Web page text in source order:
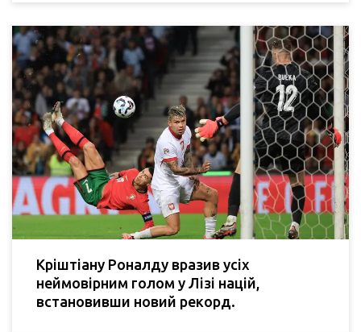
Кріштіану Роналду вразив усіх
неймовірним голом у Лізі націй,
встановивши новий рекорд.